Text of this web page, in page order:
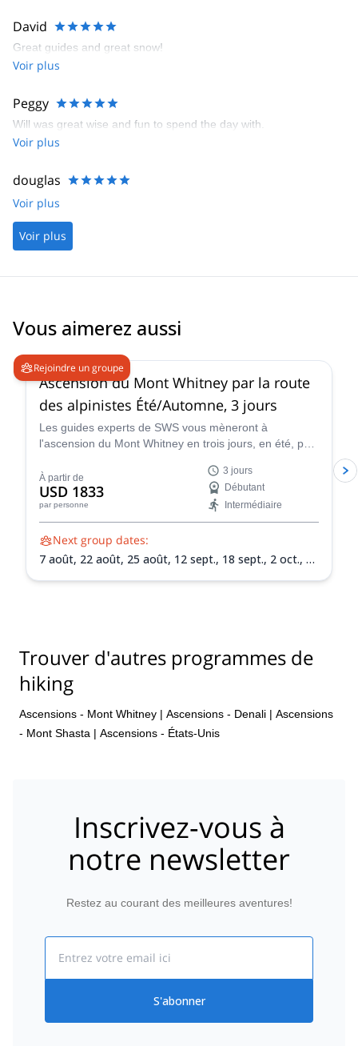
David
Great guides and great snow!
Voir plus
Peggy
Will was great wise and fun to spend the day with.
Voir plus
douglas
Voir plus
Voir plus
Vous aimerez aussi
Rejoindre un groupe
Ascension du Mont Whitney par la route
des alpinistes Été/Automne, 3 jours
Les guides experts de SWS vous mèneront à
l'ascension du Mont Whitney en trois jours, en été, par
populaire qui vous fera traverser certains des
paysages et terrains les plus uniques de Californie.
À partir de
USD 1833
par personne
3 jours
Débutant
Intermédiaire
Next group dates:
7 août, 22 août, 25 août, 12 sept., 18 sept., 2 oct., 12
10 sept. 2027,14 sept. 2027,18 sept. 2027,22 sept.
2027,
25 sept. 2027, 28 sept. 2027, 1 oct. 2027
Trouver d'autres programmes de
hiking
Ascensions - Mont Whitney | Ascensions - Denali | Ascensions
- Mont Shasta | Ascensions - États-Unis
Inscrivez-vous à
notre newsletter
Restez au courant des meilleures aventures!
S'abonner